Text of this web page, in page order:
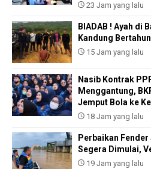
23 Jam yang lalu
BIADAB ! Ayah di
Kandung
15 Jam yang lalu
Nasib Kontrak
Menggantung,
Jemput Bola ke
18 Jam yang lalu
Perbaikan
Segera Dimulai,
19 Jam yang lalu